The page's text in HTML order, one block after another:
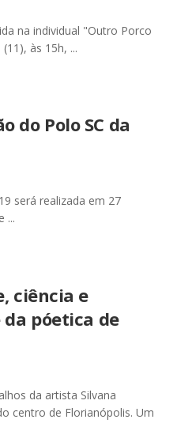
na individual "Outro Porco
às 15h, ...
do Polo SC da
será realizada em 27
...
ciência e
póetica de
da artista Silvana
centro de Florianópolis. Um